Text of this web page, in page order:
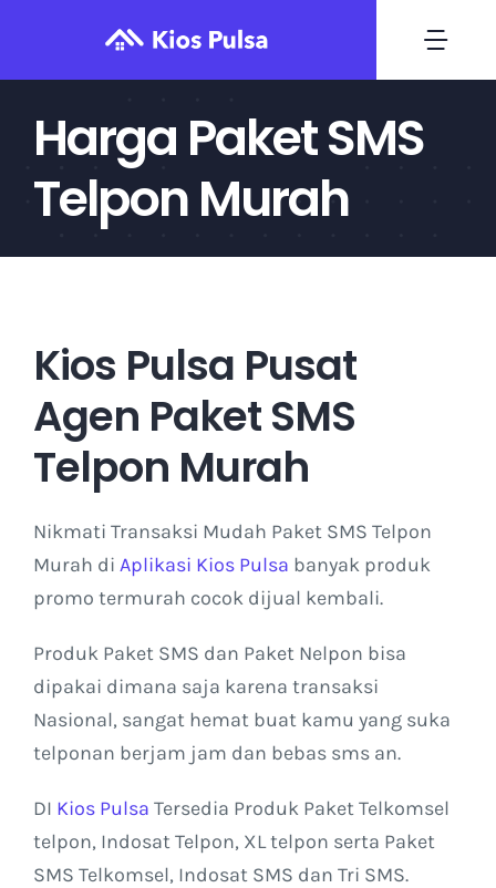
content
Home
Daftar
Deposit
Harga Produk
Blog
Kontak Kami
Harga Paket SMS
Telpon Murah
Kios Pulsa Pusat
Agen Paket SMS
Telpon Murah
Nikmati Transaksi Mudah Paket SMS Telpon
Murah di Aplikasi Kios Pulsa banyak produk
promo termurah cocok dijual kembali.
Produk Paket SMS dan Paket Nelpon bisa
dipakai dimana saja karena transaksi
Nasional, sangat hemat buat kamu yang suka
telponan berjam jam dan bebas sms an.
DI Kios Pulsa Tersedia Produk Paket Telkomsel
telpon, Indosat Telpon, XL telpon serta Paket
SMS Telkomsel, Indosat SMS dan Tri SMS.